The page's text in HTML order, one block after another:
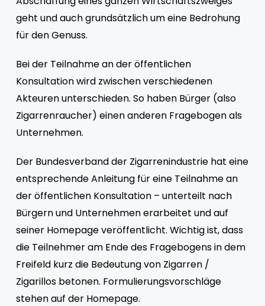
geht und auch grundsätzlich um eine Bedrohung
für den Genuss.
Bei der Teilnahme an der öffentlichen
Konsultation wird zwischen verschiedenen
Akteuren unterschieden. So haben Bürger (also
Zigarrenraucher) einen anderen Fragebogen als
Unternehmen.
Der Bundesverband der Zigarrenindustrie hat eine
entsprechende Anleitung für eine Teilnahme an
der öffentlichen Konsultation – unterteilt nach
Bürgern und Unternehmen erarbeitet und auf
seiner Homepage veröffentlicht. Wichtig ist, dass
die Teilnehmer am Ende des Fragebogens in dem
Freifeld kurz die Bedeutung von Zigarren /
Zigarillos betonen. Formulierungsvorschläge
stehen auf der Homepage.